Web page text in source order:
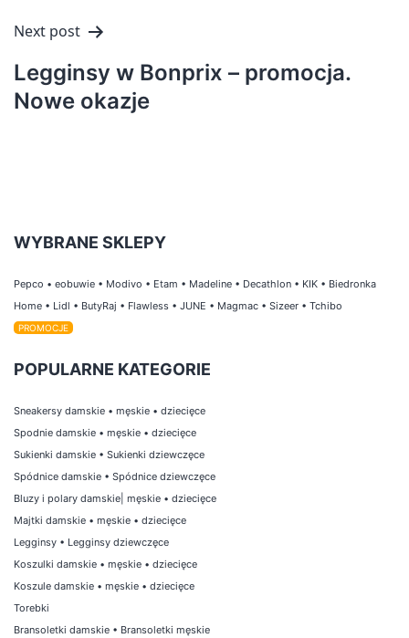
Next post
Legginsy w Bonprix – promocja.
Nowe okazje
WYBRANE SKLEPY
Pepco • eobuwie • Modivo • Etam • Madeline • Decathlon • KIK • Biedronka
Home • Lidl • ButyRaj • Flawless • JUNE • Magmac • Sizeer • Tchibo
PROMOCJE
POPULARNE KATEGORIE
Sneakersy damskie • męskie • dziecięce
Spodnie damskie • męskie • dziecięce
Sukienki damskie • Sukienki dziewczęce
Spódnice damskie • Spódnice dziewczęce
Bluzy i polary damskie męskie • dziecięce
Majtki damskie • męskie • dziecięce
Legginsy • Legginsy dziewczęce
Koszulki damskie • męskie • dziecięce
Koszule damskie • męskie • dziecięce
Torebki
Bransoletki damskie • Bransoletki męskie